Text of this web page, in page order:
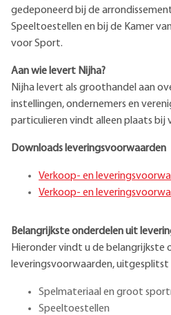
gedeponeerd bij de
Speeltoestellen en bij de Kamer
voor Sport.
Aan wie levert Nijha?
Nijha levert als groothandel aan
instellingen, ondernemers en
particulieren vindt alleen plaats bij
Downloads leveringsvoorwaarden
Verkoop- en
Verkoop- en
Belangrijkste onderdelen uit
Hieronder vindt u de belangrijkste
leveringsvoorwaarden, uitgesplitst
Spelmateriaal en groot
Speeltoestellen